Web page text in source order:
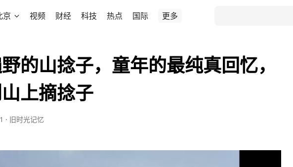
京 视频 财经 科技 热点 国际 更多
的山捻子，童年的最纯真回忆，
上摘捻子
· 旧时光记忆